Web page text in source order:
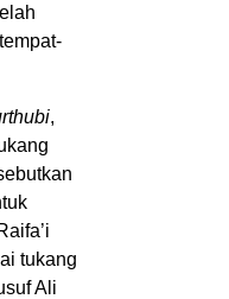
,
tukang
Ali